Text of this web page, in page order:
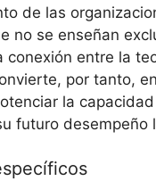
‍de​ las
no ⁣se⁣ enseñan
‍conexión entre la
por tanto,
la
futuro desempeño